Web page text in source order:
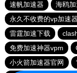
速帆加速器
海鸥
永久不收费的vp加速
雷霆加速下载
免费加速神器vpm
小火箭加速器官网